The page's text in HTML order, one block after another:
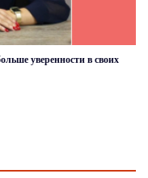
уверенности в своих